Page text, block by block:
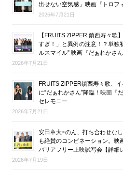
出せない空気感」映画『トロフ
2026年7月21日
【FRUITS ZIPPER 鎮西寿々歌
すぎ！」と異例の注意！？単独
ルスマイル” 映画『だぁれかさ
2026年7月21日
FRUITS ZIPPER鎮西寿々歌、
に“だぁれかさん”降臨！映画『
セレモニー
2026年7月21日
安田章大×のん、打ち合わせな
も絶賛のコンビネーション。映
バリアフリー上映試写会【詳細
2026年7月19日